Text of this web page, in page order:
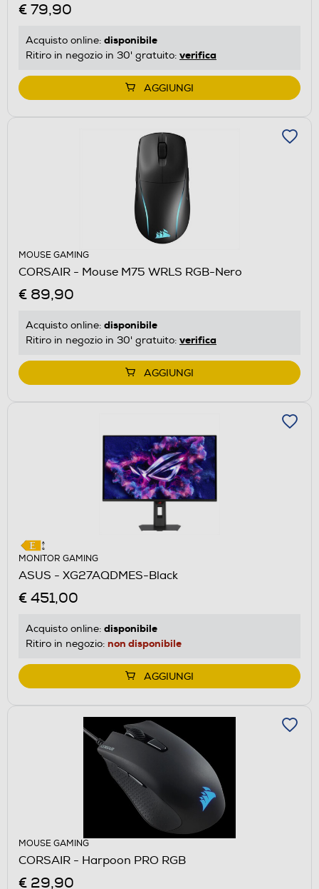
€ 79,90
Acquisto online: disponibile
Ritiro in negozio in 30' gratuito: verifica
AGGIUNGI
MOUSE GAMING
CORSAIR - Mouse M75 WRLS RGB-Nero
€ 89,90
Acquisto online: disponibile
Ritiro in negozio in 30' gratuito: verifica
AGGIUNGI
MONITOR GAMING
ASUS - XG27AQDMES-Black
€ 451,00
Acquisto online: disponibile
Ritiro in negozio: non disponibile
AGGIUNGI
MOUSE GAMING
CORSAIR - Harpoon PRO RGB
€ 29,90